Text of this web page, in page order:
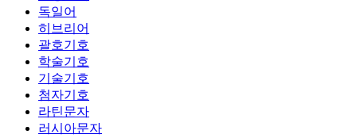
독일어
히브리어
괄호기호
학술기호
기술기호
첨자기호
라틴문자
러시아문자